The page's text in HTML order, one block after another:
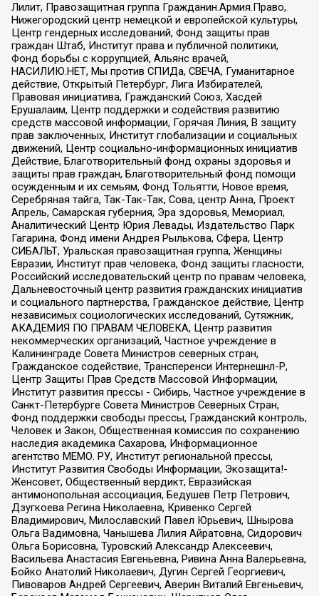
Лилит, Правозащитная группа Гражданин.Армия.Право,
Нижегородский центр немецкой и европейской культуры,
Центр гендерных исследований, Фонд защиты прав
граждан Штаб, Институт права и публичной политики,
Фонд борьбы с коррупцией, Альянс врачей,
НАСИЛИЮ.НЕТ, Мы против СПИДа, СВЕЧА, Гуманитарное
действие, Открытый Петербург, Лига Избирателей,
Правовая инициатива, Гражданский Союз, Хасдей
Ерушалаим, Центр поддержки и содействия развитию
средств массовой информации, Горячая Линия, В защиту
прав заключенных, Институт глобализации и социальных
движений, Центр социально-информационных инициатив
Действие, Благотворительный фонд охраны здоровья и
защиты прав граждан, Благотворительный фонд помощи
осужденным и их семьям, Фонд Тольятти, Новое время,
Серебряная тайга, Так-Так-Так, Сова, центр Анна, Проект
Апрель, Самарская губерния, Эра здоровья, Мемориал,
Аналитический Центр Юрия Левады, Издательство Парк
Гагарина, Фонд имени Андрея Рылькова, Сфера, Центр
СИБАЛЬТ, Уральская правозащитная группа, Женщины
Евразии, Институт прав человека, Фонд защиты гласности,
Российский исследовательский центр по правам человека,
Дальневосточный центр развития гражданских инициатив
и социального партнерства, Гражданское действие, Центр
независимых социологических исследований, Сутяжник,
АКАДЕМИЯ ПО ПРАВАМ ЧЕЛОВЕКА, Центр развития
некоммерческих организаций, Частное учреждение в
Калининграде Совета Министров северных стран,
Гражданское содействие, Трансперенси Интернешнл-Р,
Центр Защиты Прав Средств Массовой Информации,
Институт развития прессы - Сибирь, Частное учреждение в
Санкт-Петербурге Совета Министров Северных Стран,
Фонд поддержки свободы прессы, Гражданский контроль,
Человек и Закон, Общественная комиссия по сохранению
наследия академика Сахарова, Информационное
агентство МЕМО. РУ, Институт региональной прессы,
Институт Развития Свободы Информации, Экозащита!-
Женсовет, Общественный вердикт, Евразийская
антимонопольная ассоциация, Бедушев Петр Петрович,
Дзугкоева Регина Николаевна, Кривенко Сергей
Владимирович, Милославский Павел Юрьевич, Шнырова
Ольга Вадимовна, Чанышева Лилия Айратовна, Сидорович
Ольга Борисовна, Туровский Александр Алексеевич,
Васильева Анастасия Евгеньевна, Ривина Анна Валерьевна,
Бойко Анатолий Николаевич, Дугин Сергей Георгиевич,
Пивоваров Андрей Сергеевич, Аверин Виталий Евгеньевич,